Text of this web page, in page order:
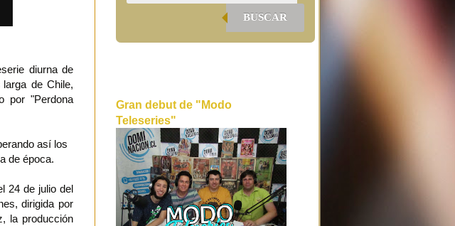
diurna de
de Chile,
por "Perdona
así los
de época.
24 de julio del
dirigida por
la producción
BUSCAR
Gran debut de "Modo
Teleseries"